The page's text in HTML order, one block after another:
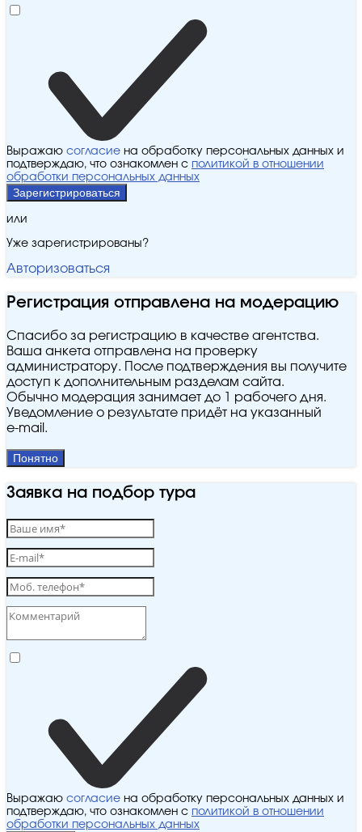
Выражаю согласие на обработку персональных данных и
подтверждаю, что ознакомлен с политикой в отношении
обработки персональных данных
Зарегистрироваться
или
Уже зарегистрированы?
Авторизоваться
Регистрация отправлена на модерацию
Спасибо за регистрацию в качестве агентства.
Ваша анкета отправлена на проверку
администратору. После подтверждения вы получите
доступ к дополнительным разделам сайта.
Обычно модерация занимает до 1 рабочего дня.
Уведомление о результате придёт на указанный
e‑mail.
Понятно
Заявка на подбор тура
Выражаю согласие на обработку персональных данных и
подтверждаю, что ознакомлен с политикой в отношении
обработки персональных данных